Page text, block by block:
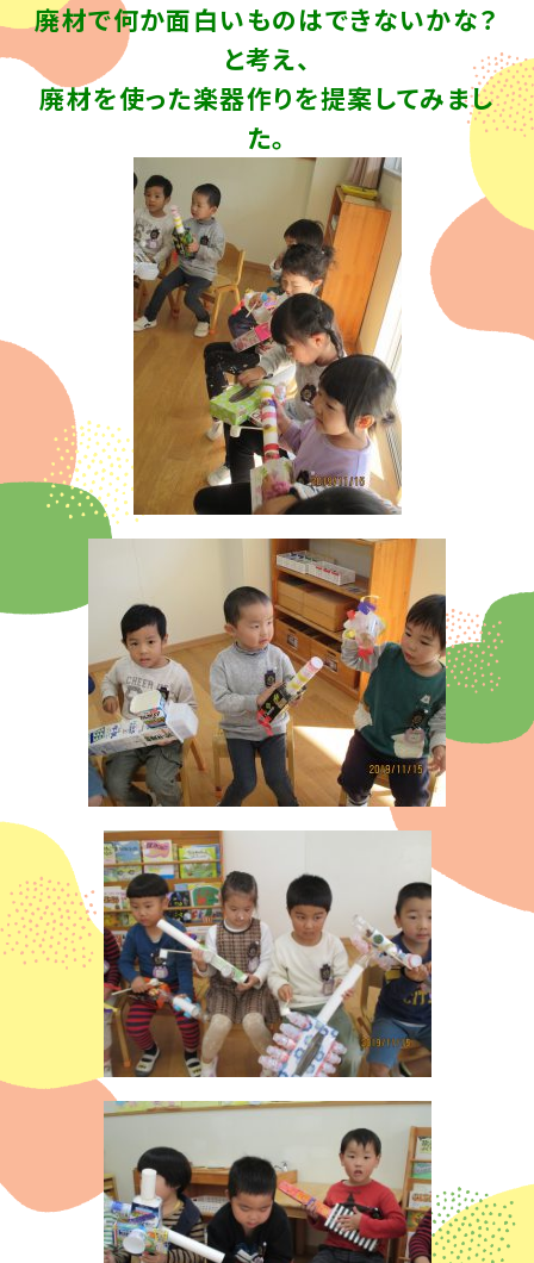
廃材で何か面白いものはできないかな？
と考え、
廃材を使った楽器作りを提案してみまし
た。